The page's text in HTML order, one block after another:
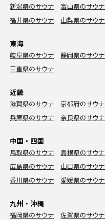
新潟県のサウナ 富山県のサウナ
福井県のサウナ
山梨県のサウナ
東海
岐阜県のサウナ 静岡県のサウナ
三重県のサウナ
近畿
滋賀県のサウナ 京都府のサウナ
兵庫県のサウナ
奈良県のサウナ
中国・四国
鳥取県のサウナ 島根県のサウナ
広島県のサウナ
山口県のサウナ
香川県のサウナ
愛媛県のサウナ
九州・沖縄
福岡県のサウナ 佐賀県のサウナ